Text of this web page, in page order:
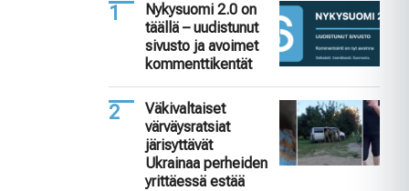
Nykysuomi 2.0 on
täällä – uudistunut
sivusto ja avoimet
kommenttikentät
Väkivaltaiset
värväysratsiat
järisyttävät
Ukrainaa perheiden
yrittäessä estää